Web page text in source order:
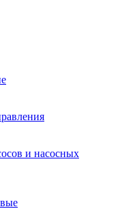
и насосных